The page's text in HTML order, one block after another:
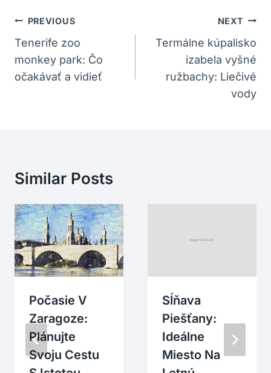
Navigácia
V
Článku
PREVIOUS
Tenerife zoo
monkey park: Čo
očakávať a vidieť
NEXT
Termálne kúpalisko
izabela vyšné
ružbachy: Liečivé
vody
Similar Posts
Počasie V
Zaragoze:
Plánujte
Svoju Cestu
Sĺňava
Piešťany:
Ideálne
Miesto Na